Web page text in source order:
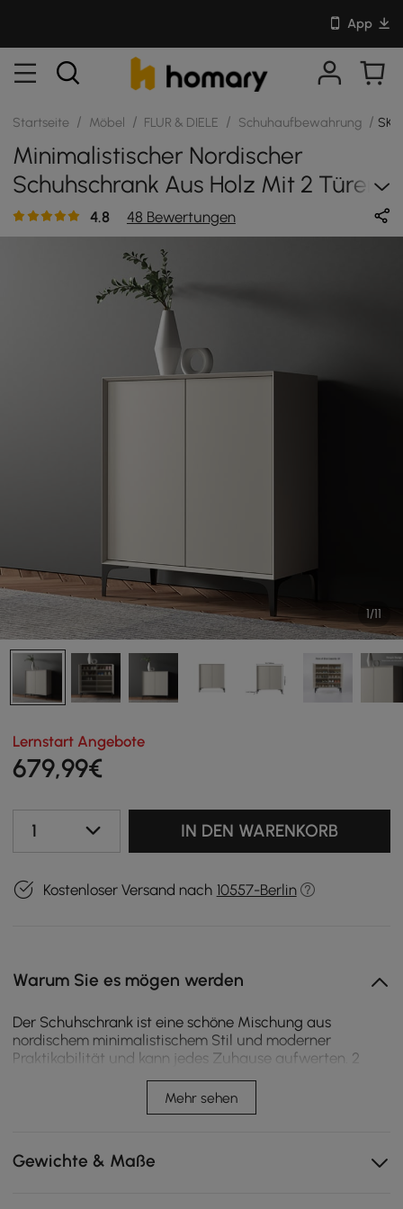
App
Startseite / Möbel / FLUR & DIELE / Schuhaufbewahrung /
Minimalistischer Nordischer
Schuhschrank Aus Holz Mit 2 Türen
Und 10 Regalen, Cremefarben
4.8 48 Bewertungen
1/11
Lernstart Angebote
679,99€
1 IN DEN WARENKORB
Kostenloser Versand nach 10557-Berlin
Warum Sie es mögen werden
Der Schuhschrank ist eine schöne Mischung aus
nordischem minimalistischem Stil und moderner
Praktikabilität und kann jedes Zuhause aufwerten. 2
die Schuhe mit bis zu 20 Paaren zu organisieren.
Premium-MDF, Massivholz und Metall sorgen für lange
Schuhschrank als außergewöhnliche Ergänzung für
Mehr sehen
Gewichte & Maße